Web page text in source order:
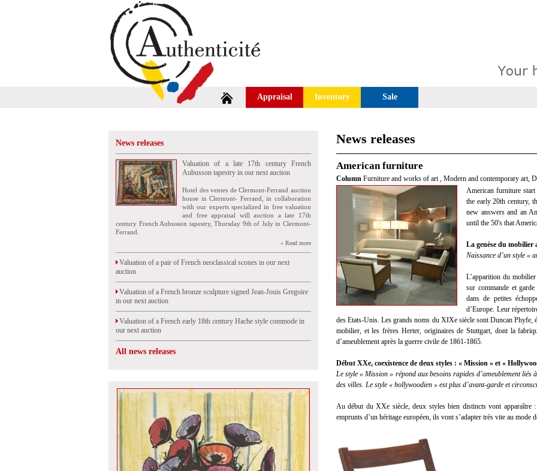
Appraisal Inventory Sale
News releases
Valuation of a late 17th century French
Aubusson tapestry in our next auction
Hotel des ventes de Clermont-Ferrand auction
house in Clermont- Ferrand, in collaboration
with our experts specialized in free valuation
and free appraisal will auction a late 17th
century French Aubusson tapestry, Thursday 9th of July in Clermont-
Ferrand.
» Read more
Valuation of a pair of French neoclassical scones in our next
auction
Valuation of a French bronze sculpture signed Jean-Jouis Gregoire
in our next auction
Valuation of a French early 18th century Hache style commode in
our next auction
All news releases
News releases
American furniture
Column Furniture and works of art, Modern and contemporary art,
American furniture
the early 20th century,
new answers and an
until the 50's that
La genèse du mobilier
Naissance d’un style «
L’apparition du
sur commande et
dans de petites
d’Europe. Leur
des Etats-Unis. Les grands noms du XIXe siècle sont Duncan Phyfe,
mobilier, et les frères Herter, originaires de Stuttgart, dont la
d’ameublement après la guerre civile de 1861-1865.
Début XXe, coexistence de deux styles : « Mission » et «
Le style « Mission » répond aux besoins rapides d’ameublement liés
des villes. Le style « hollywoodien » est plus d’avant-garde et
Au début du XXe siècle, deux styles bien distincts vont
emprunts d’un héritage européen, ils vont s’adapter très vite au mode